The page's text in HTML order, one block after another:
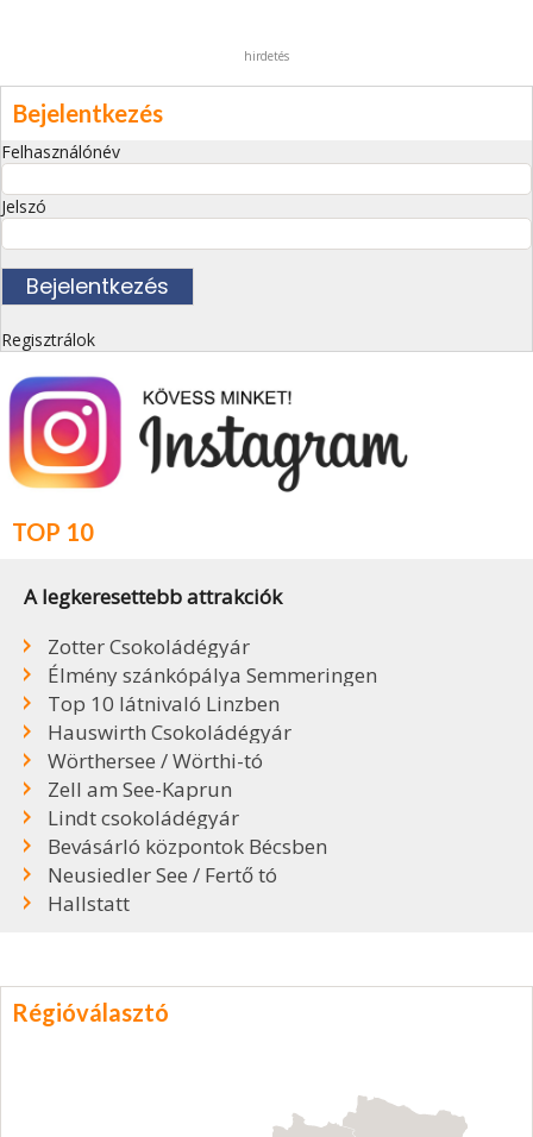
hirdetés
Bejelentkezés
Felhasználónév
Jelszó
Regisztrálok
TOP 10
A legkeresettebb attrakciók
Zotter Csokoládégyár
Élmény szánkópálya Semmeringen
Top 10 látnivaló Linzben
Hauswirth Csokoládégyár
Wörthersee / Wörthi-tó
Zell am See-Kaprun
Lindt csokoládégyár
Bevásárló központok Bécsben
Neusiedler See / Fertő tó
Hallstatt
Régióválasztó